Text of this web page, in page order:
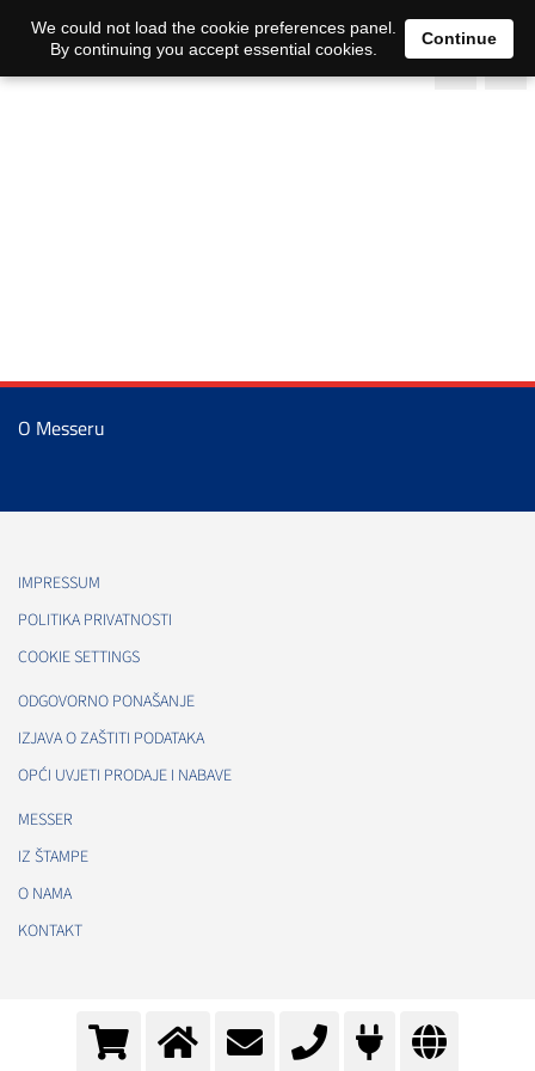
O Messeru
IMPRESSUM
POLITIKA PRIVATNOSTI
COOKIE SETTINGS
ODGOVORNO PONAŠANJE
IZJAVA O ZAŠTITI PODATAKA
OPĆI UVJETI PRODAJE I NABAVE
MESSER
IZ ŠTAMPE
O NAMA
KONTAKT
We could not load the cookie preferences panel.
By continuing you accept essential cookies.
Continue